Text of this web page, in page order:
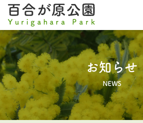
お知らせ
NEWS